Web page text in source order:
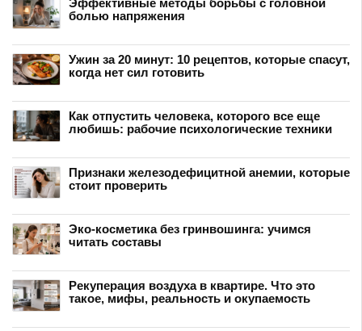
болью напряжения
Ужин за 20 минут: 10 рецептов, которые спасут,
когда нет сил готовить
Как отпустить человека, которого все еще
любишь: рабочие психологические техники
Признаки железодефицитной анемии, которые
стоит проверить
Эко-косметика без гринвошинга: учимся
читать составы
Рекуперация воздуха в квартире. Что это
такое, мифы, реальность и окупаемость